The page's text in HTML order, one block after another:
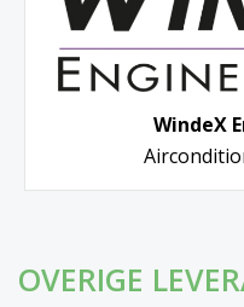
WindeX
OVERIGE